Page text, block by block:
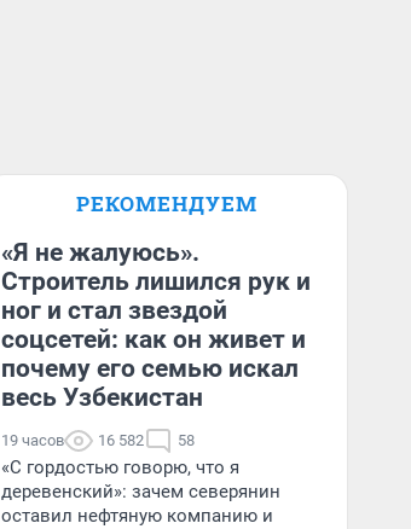
РЕКОМЕНДУЕМ
«Я не жалуюсь».
Строитель лишился рук и
ног и стал звездой
соцсетей: как он живет и
почему его семью искал
весь Узбекистан
19 часов 16 582 58
«С гордостью говорю, что я
деревенский»: зачем северянин
оставил нефтяную компанию и